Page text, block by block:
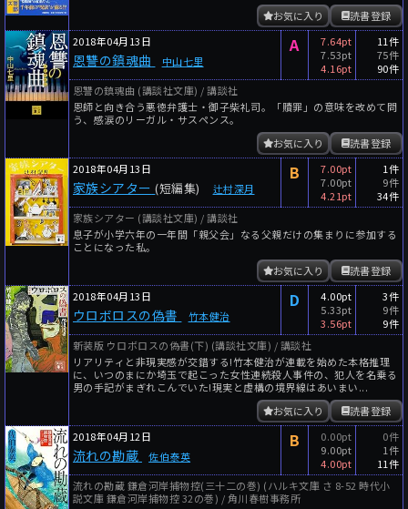
読書登録
お気に入り
2018年04月13日
恩讐の鎮魂曲 中山七里
A
7.64pt
7.53pt
4.16pt
11件
75件
90件
恩讐の鎮魂曲 (講談社文庫) / 講談社
恩師と向き合う悪徳弁護士・御子柴礼司。「贖罪」の意味を改めて問
う、感涙のリーガル・サスペンス。
読書登録
お気に入り
2018年04月13日
家族シアター (短編集) 辻村深月
B
7.00pt
7.00pt
4.21pt
1件
9件
34件
家族シアター (講談社文庫) / 講談社
息子が小学六年の一年間「親父会」なる父親だけの集まりに参加する
ことになった私。
読書登録
お気に入り
2018年04月13日
ウロボロスの偽書 竹本健治
D
4.00pt
5.33pt
3.56pt
3件
9件
9件
新装版 ウロボロスの偽書(下) (講談社文庫) / 講談社
リアリティと非現実感が交錯する!竹本健治が連載を始めた本格推理
に、いつのまにか埼玉で起こった女性連続殺人事件の、犯人を名乗る
男の手記がまぎれこんでいた!現実と虚構の境界線はあいまい...
読書登録
お気に入り
2018年04月12日
流れの勘蔵 佐伯泰英
B
0.00pt
9.00pt
4.00pt
0件
1件
11件
流れの勘蔵 鎌倉河岸捕物控(三十二の巻) (ハルキ文庫 さ 8-52 時代小
説文庫 鎌倉河岸捕物控 32の巻) / 角川春樹事務所